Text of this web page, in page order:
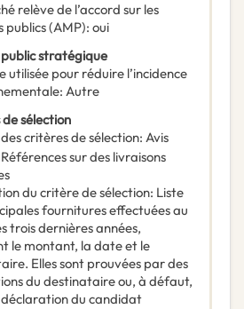
relève de l’accord sur les
publics (AMP): oui
stratégique
utilisée pour réduire l’incidence
: Autre
sélection
critères de sélection: Avis
Références sur des livraisons
du critère de sélection: Liste
fournitures effectuées au
trois dernières années,
le montant, la date et le
Elles sont prouvées par des
du destinataire ou, à défaut,
du candidat